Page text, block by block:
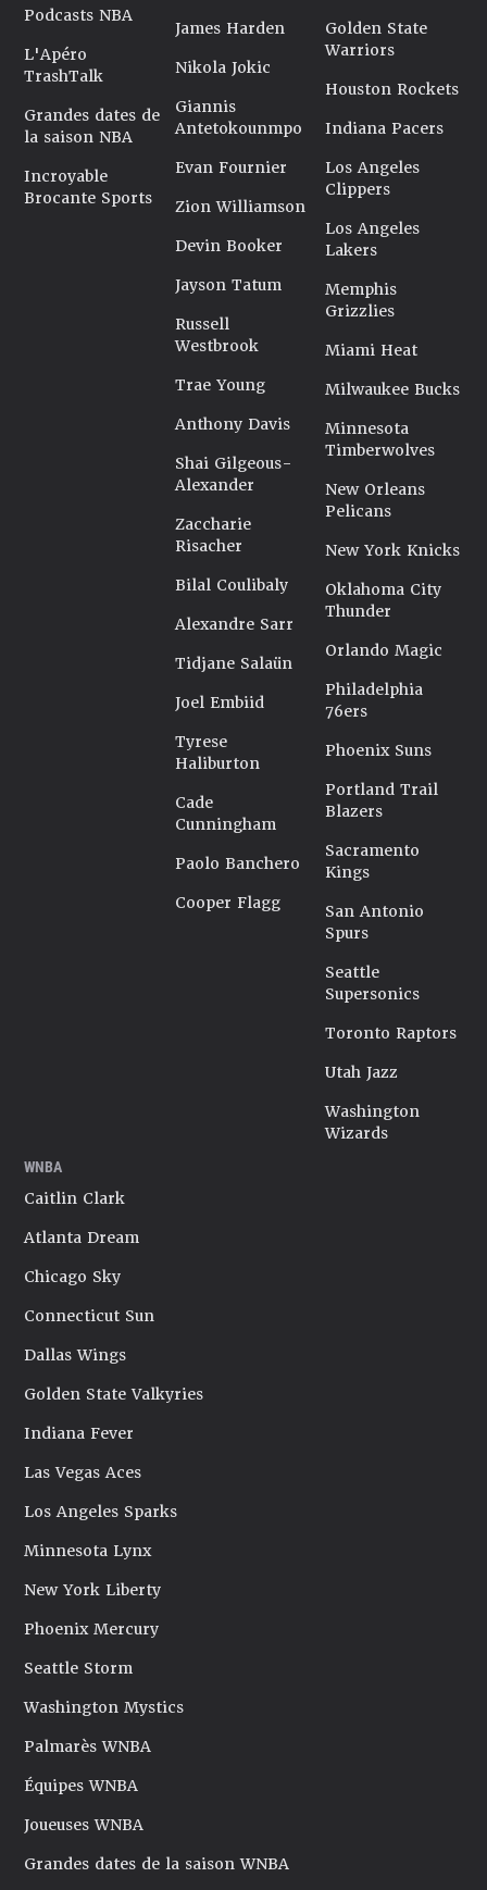
Podcasts NBA
L'Apéro
TrashTalk
Grandes dates de
la saison NBA
Incroyable
Brocante Sports
James Harden
Nikola Jokic
Giannis
Antetokounmpo
Evan Fournier
Zion Williamson
Devin Booker
Jayson Tatum
Russell
Westbrook
Trae Young
Anthony Davis
Shai Gilgeous-
Alexander
Zaccharie
Risacher
Bilal Coulibaly
Alexandre Sarr
Tidjane Salaün
Joel Embiid
Tyrese
Haliburton
Cade
Cunningham
Paolo Banchero
Cooper Flagg
Golden State
Warriors
Houston Rockets
Indiana Pacers
Los Angeles
Clippers
Los Angeles
Lakers
Memphis
Grizzlies
Miami Heat
Milwaukee Bucks
Minnesota
Timberwolves
New Orleans
Pelicans
New York Knicks
Oklahoma City
Thunder
Orlando Magic
Philadelphia
76ers
Phoenix Suns
Portland Trail
Blazers
Sacramento
Kings
San Antonio
Spurs
Seattle
Supersonics
Toronto Raptors
Utah Jazz
Washington
Wizards
WNBA
Caitlin Clark
Atlanta Dream
Chicago Sky
Connecticut Sun
Dallas Wings
Golden State Valkyries
Indiana Fever
Las Vegas Aces
Los Angeles Sparks
Minnesota Lynx
New York Liberty
Phoenix Mercury
Seattle Storm
Washington Mystics
Palmarès WNBA
Équipes WNBA
Joueuses WNBA
Grandes dates de la saison WNBA